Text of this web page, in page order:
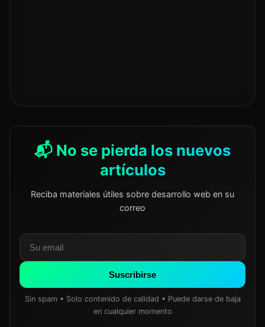
📬 No se pierda los nuevos
artículos
Reciba materiales útiles sobre desarrollo web en su
correo
Suscribirse
Sin spam • Solo contenido de calidad • Puede darse de baja
en cualquier momento